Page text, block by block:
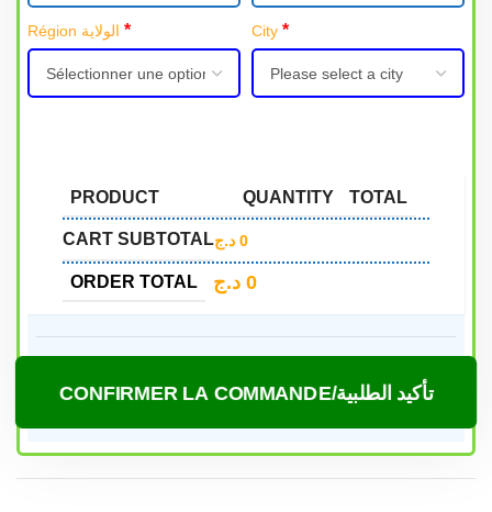
Région الولاية* City *
PRODUCT QUANTITY TOTAL
CART SUBTOTAL 0 د.ج
ORDER TOTAL 0 د.ج
CONFIRMER LA COMMANDE/تأكيد الطلبية